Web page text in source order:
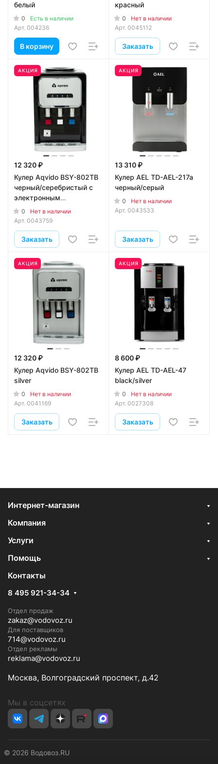
белый
0
Есть в наличии
Арт. 004236
В корзину
красный
0
Нет в наличии
Арт. 0045112
Заказать
АКЦИЯ
12 320 ₽
Кулер Aqvido BSY-802ТВ
черный/серебристый с
электронным
охлаждением
0
Нет в наличии
Арт. 0043759
Заказать
АКЦИЯ
13 310 ₽
Кулер AEL TD-AEL-217a
черный/серый
0
Нет в наличии
Арт. 0043533
Заказать
АКЦИЯ
12 320 ₽
Кулер Aqvido BSY-802ТВ
silver
0
Нет в наличии
Арт. 0041169
Заказать
АКЦИЯ
8 600 ₽
Кулер AEL TD-AEL-47
black/silver
0
Нет в наличии
Арт. 0027308
Заказать
Интернет-магазин
Компания
Услуги
Помощь
Контакты
8 495 921-34-34
Отдел продаж
zakaz@vodovoz.ru
Для поставщиков
714@vodovoz.ru
Отдел рекламы
reklama@vodovoz.ru
Москва, Волгоградский проспект, д.42
Мы в соцсетях
© 2026 Водовоз.RU